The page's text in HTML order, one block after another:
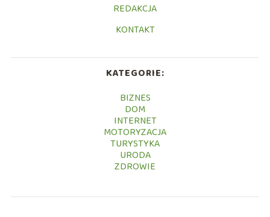
REDAKCJA
KONTAKT
KATEGORIE:
BIZNES
DOM
INTERNET
MOTORYZACJA
TURYSTYKA
URODA
ZDROWIE